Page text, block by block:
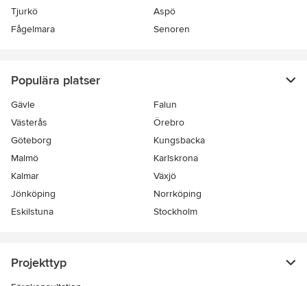
Tjurkö
Aspö
Fågelmara
Senoren
Populära platser
Gävle
Falun
Västerås
Örebro
Göteborg
Kungsbacka
Malmö
Karlskrona
Kalmar
Växjö
Jönköping
Norrköping
Eskilstuna
Stockholm
Projekttyp